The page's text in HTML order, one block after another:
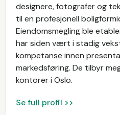
designere, fotografer og
til en profesjonell
Eiendomsmegling ble
har siden vært i stadig
kompetanse innen
markedsføring. De tilbyr
kontorer i Oslo.
Se full profil >>